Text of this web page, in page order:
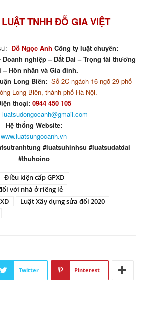
TNHH ĐỖ GIA VIỆT
Đỗ Ngọc Anh Công ty luật chuyên:
nghiệp – Đất Đai – Trọng tài thương
– Hôn nhân và Gia đình.
Long Biên: Số 2C ngách 16 ngõ 29 phố
Long Biên, thành phố Hà Nội.
thoại: 0944 450 105
luatsudongocanh@gmail.com
Hệ thống Website:
www.luatsungocanh.vn
#luatsuhinhsu #luatsudatdai
#thuhoino
Điều kiện cấp GPXD
với nhà ở riêng lẻ
Luật Xây dựng sửa đổi 2020
Twitter Pinterest